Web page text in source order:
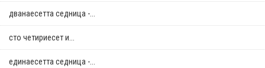
дванаесетта седница -...
сто четириесет и...
единаесетта седница -...